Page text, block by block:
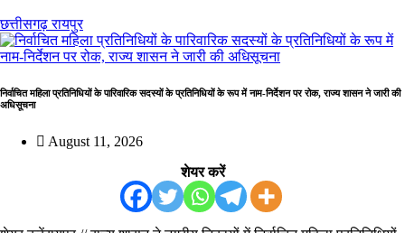
छत्तीसगढ़रायपुर
निर्वाचित महिला प्रतिनिधियों के पारिवारिक सदस्यों के प्रतिनिधियों के रूप में नाम-निर्देशन पर रोक, राज्य शासन ने जारी की
अधिसूचना
August 11, 2026
शेयर करें